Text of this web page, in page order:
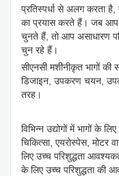
प्रतिस्पर्धा से अलग करता
का प्रयास करते हैं। जब आप
चुनते हैं, तो आप असाधारण
चुन रहे हैं।
सीएनसी मशीनीकृत भागों की
डिजाइन, उपकरण चयन,
तरह।
विभिन्न उद्योगों में भागों के
चिकित्सा, एयरोस्पेस, मोटर
लिए उच्च परिशुद्धता
के लिए उच्च परिशुद्धता की